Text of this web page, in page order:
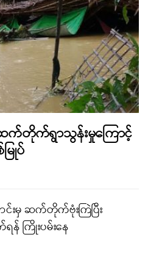
ဆက်တိုက်ရွာသွန်းမှုကြောင့်
ြုပ်
မှ ဆက်တိုက်ဗုံးကြဲပြီး
န် ကြိုးပမ်းနေ